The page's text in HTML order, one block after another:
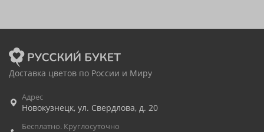
Доставка цветов по России и Миру
Адрес
Новокузнецк, ул. Свердлова, д. 20
Бесплатно. Круглосуточно